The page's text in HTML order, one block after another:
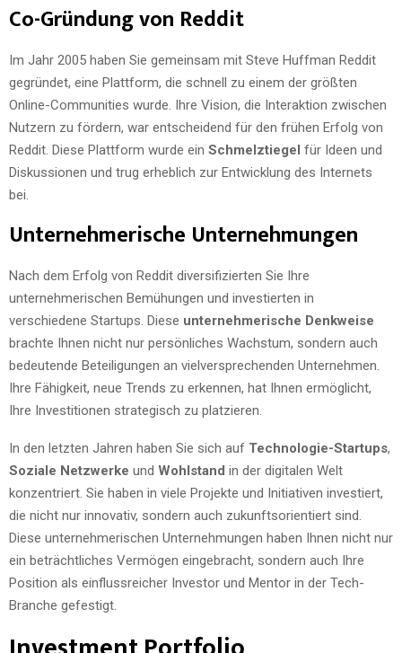
Co-Gründung von Reddit
Im Jahr 2005 haben Sie gemeinsam mit Steve Huffman Reddit
gegründet, eine Plattform, die schnell zu einem der größten
Online-Communities wurde. Ihre Vision, die Interaktion zwischen
Nutzern zu fördern, war entscheidend für den frühen Erfolg von
Reddit. Diese Plattform wurde ein Schmelztiegel für Ideen und
Diskussionen und trug erheblich zur Entwicklung des Internets
bei.
Unternehmerische Unternehmungen
Nach dem Erfolg von Reddit diversifizierten Sie Ihre
unternehmerischen Bemühungen und investierten in
verschiedene Startups. Diese unternehmerische Denkweise
brachte Ihnen nicht nur persönliches Wachstum, sondern auch
bedeutende Beteiligungen an vielversprechenden Unternehmen.
Ihre Fähigkeit, neue Trends zu erkennen, hat Ihnen ermöglicht,
Ihre Investitionen strategisch zu platzieren.
In den letzten Jahren haben Sie sich auf Technologie-Startups,
Soziale Netzwerke und Wohlstand in der digitalen Welt
konzentriert. Sie haben in viele Projekte und Initiativen investiert,
die nicht nur innovativ, sondern auch zukunftsorientiert sind.
Diese unternehmerischen Unternehmungen haben Ihnen nicht nur
ein beträchtliches Vermögen eingebracht, sondern auch Ihre
Position als einflussreicher Investor und Mentor in der Tech-
Branche gefestigt.